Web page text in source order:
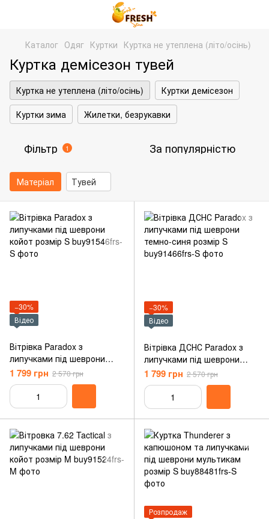
Каталог Одяг Куртки Куртка не утеплена (літо/осінь)
Куртка демісезон тувей
Куртка не утеплена (літо/осінь)
Куртки демісезон
Куртки зима
Жилетки, безрукавки
Фільтр 1 За популярністю
Матеріал Тувей
−30%
Відео
Вітрівка Paradox з
липучками під шеврони
койот розмір S
1 799 грн 2 570 грн
−30%
Відео
Вітрівка ДСНС Paradox з
липучками під шеврони
темно-синя розмір S
1 799 грн 2 570 грн
Розпродаж